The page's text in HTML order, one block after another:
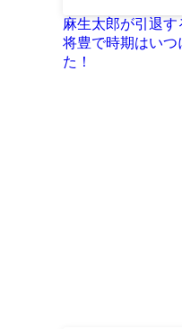
麻生太郎が引退
将豊で時期はい
た！